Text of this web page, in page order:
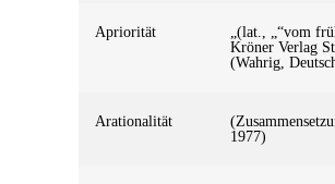
Apriorität
„(lat., „“vom
Kröner Verlag
(Wahrig,
Arationalität
1977)